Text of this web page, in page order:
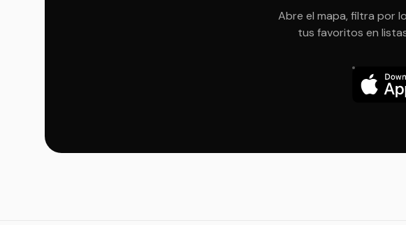
Abre el mapa, filtra por
tus favoritos en